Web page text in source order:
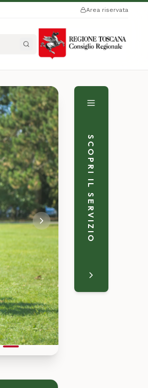
Area riservata
SCOPRI IL SERVIZIO